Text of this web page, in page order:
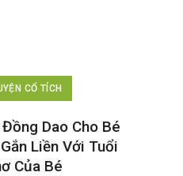
CỔ TÍCH
Dao Cho Bé
Liền Với Tuổi
Của Bé